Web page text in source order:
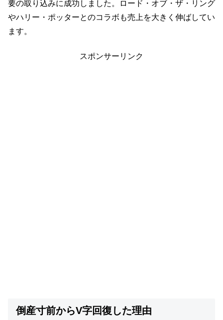
要の取り込みに成功しました。ロード・オブ・ザ・リング
やハリー・ポッターとのコラボも売上を大きく伸ばしてい
ます。
スポンサーリンク
倒産寸前からV字回復した理由